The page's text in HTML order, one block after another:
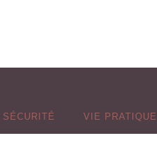
SÉCURITÉ VIE PRATIQUE